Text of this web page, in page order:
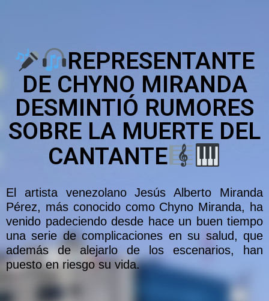
REPRESENTANTE
DE CHYNO MIRANDA
DESMINTIÓ RUMORES
SOBRE LA MUERTE DEL
CANTANTE
El artista venezolano Jesús Alberto Miranda
Pérez, más conocido como Chyno Miranda, ha
venido padeciendo desde hace un buen tiempo
una serie de complicaciones en su salud, que
además de alejarlo de los escenarios, han
puesto en riesgo su vida.